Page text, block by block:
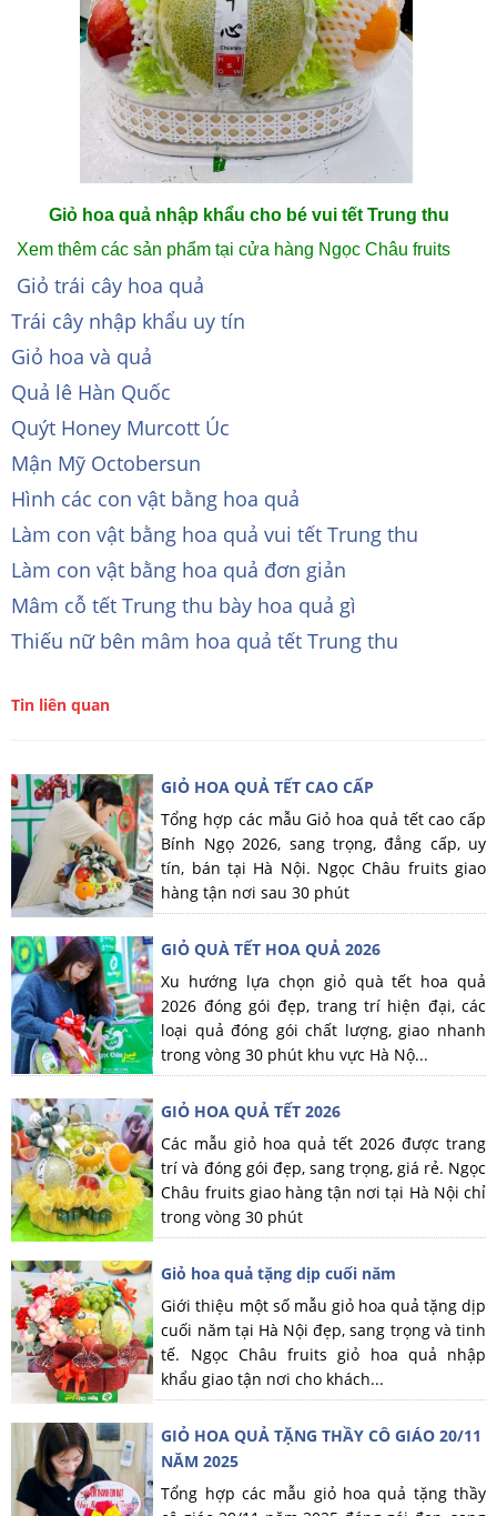
Giỏ hoa quả nhập khẩu cho bé vui tết Trung thu
Xem thêm các sản phẩm tại cửa hàng Ngọc Châu fruits
Giỏ trái cây hoa quả
Trái cây nhập khẩu uy tín
Giỏ hoa và quả
Quả lê Hàn Quốc
Quýt Honey Murcott Úc
Mận Mỹ Octobersun
Hình các con vật bằng hoa quả
Làm con vật bằng hoa quả vui tết Trung thu
Làm con vật bằng hoa quả đơn giản
Mâm cỗ tết Trung thu bày hoa quả gì
Thiếu nữ bên mâm hoa quả tết Trung thu
Tin liên quan
GIỎ HOA QUẢ TẾT CAO CẤP
Tổng hợp các mẫu Giỏ hoa quả tết cao cấp
Bính Ngọ 2026, sang trọng, đẳng cấp, uy
tín, bán tại Hà Nội. Ngọc Châu fruits giao
hàng tận nơi sau 30 phút
GIỎ QUÀ TẾT HOA QUẢ 2026
Xu hướng lựa chọn giỏ quà tết hoa quả
2026 đóng gói đẹp, trang trí hiện đại, các
loại quả đóng gói chất lượng, giao nhanh
trong vòng 30 phút khu vực Hà Nộ...
GIỎ HOA QUẢ TẾT 2026
Các mẫu giỏ hoa quả tết 2026 được trang
trí và đóng gói đẹp, sang trọng, giá rẻ. Ngọc
Châu fruits giao hàng tận nơi tại Hà Nội chỉ
trong vòng 30 phút
Giỏ hoa quả tặng dịp cuối năm
Giới thiệu một số mẫu giỏ hoa quả tặng dịp
cuối năm tại Hà Nội đẹp, sang trọng và tinh
tế. Ngọc Châu fruits giỏ hoa quả nhập
khẩu giao tận nơi cho khách...
GIỎ HOA QUẢ TẶNG THẦY CÔ GIÁO 20/11
NĂM 2025
Tổng hợp các mẫu giỏ hoa quả tặng thầy